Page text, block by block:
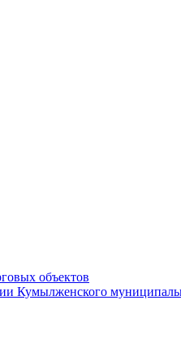
объектов
Кумылженского